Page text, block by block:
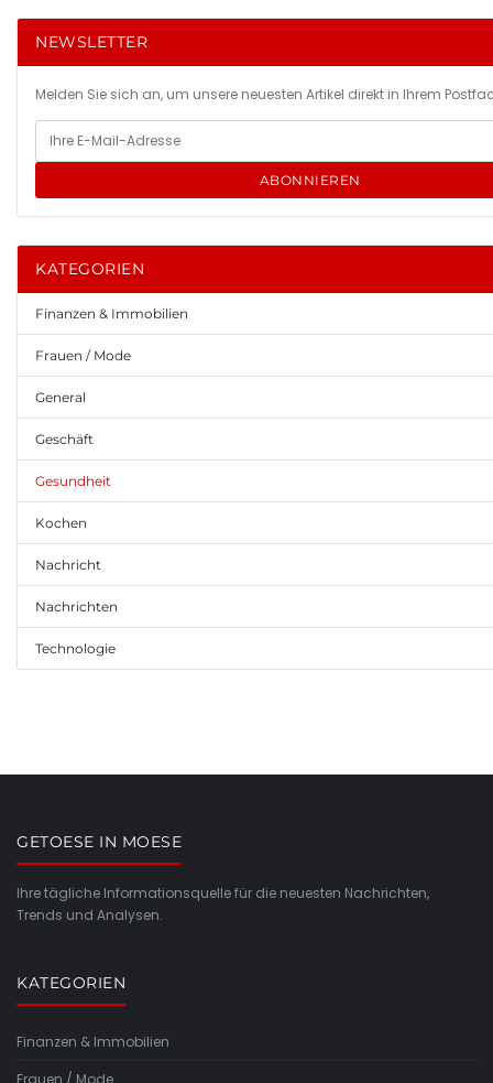
NEWSLETTER
Melden Sie sich an, um unsere neuesten Artikel direkt in Ihrem
ABONNIEREN
KATEGORIEN
Finanzen & Immobilien
Frauen / Mode
General
Geschäft
Gesundheit
Kochen
Nachricht
Nachrichten
Technologie
GETOESE IN MOESE
Ihre tägliche Informationsquelle für die neuesten Nachrichten,
Trends und Analysen.
KATEGORIEN
Finanzen & Immobilien
Frauen / Mode